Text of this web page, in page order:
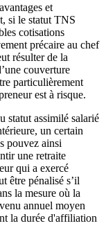
et
si le statut TNS
cotisations
précaire au chef
résulter de la
couverture
particulièrement
est à risque.
statut assimilé salarié
un certain
pouvez ainsi
une retraite
qui a exercé
être pénalisé s’il
la mesure où la
annuel moyen
la durée d'affiliation